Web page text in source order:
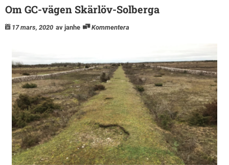
Om GC-vägen Skärlöv-Solberga
17 mars, 2020 av janhe Kommentera